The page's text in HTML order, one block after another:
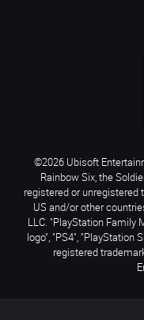
©2026 Ubisoft
Rainbow Six, the
registered or
US and/or other
LLC. "PlayStation Family
logo", "PS4", "PlayStation
registered